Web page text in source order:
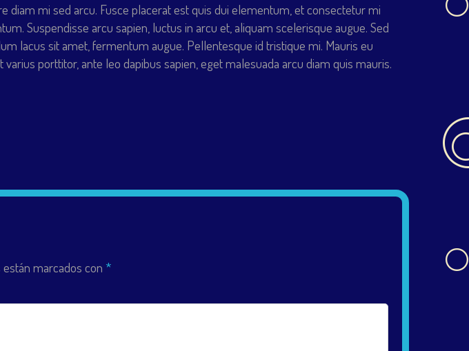
diam mi sed arcu. Fusce placerat est quis dui elementum, et consectetur mi
Suspendisse arcu sapien, luctus in arcu et, aliquam scelerisque augue. Sed
lacus sit amet, fermentum augue. Pellentesque id tristique mi. Mauris eu
porttitor, ante leo dapibus sapien, eget malesuada arcu diam quis mauris.
marcados con *